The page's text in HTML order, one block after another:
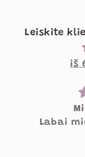
Leiskite
iš
Labai
kokybės